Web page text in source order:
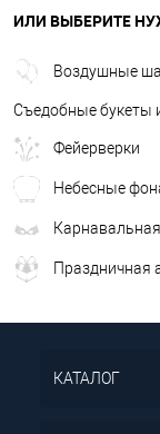
ИЛИ ВЫБЕРИТЕ
Воздушные
Съедобные букеты
Фейерверки
Небесные
Праздничная
КАТАЛОГ